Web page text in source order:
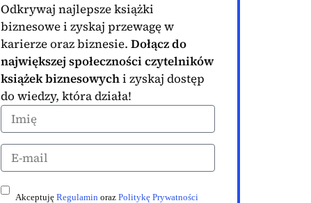
Odkrywaj najlepsze książki
biznesowe i zyskaj przewagę w
karierze oraz biznesie. Dołącz do
największej społeczności czytelników
książek biznesowychi zyskaj dostęp
do wiedzy, która działa!
Akceptuję Regulamin oraz Politykę Prywatności